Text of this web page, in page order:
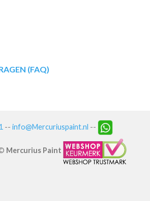
(FAQ)
-- info@Mercuriuspaint.nl --
Mercurius Paint